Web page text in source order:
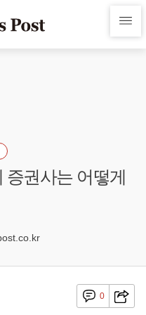
증권사는 어떻게
0